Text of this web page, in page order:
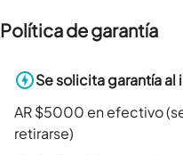
Política de garantía
Se solicita garantía al
AR $5000 en efectivo
retirarse)